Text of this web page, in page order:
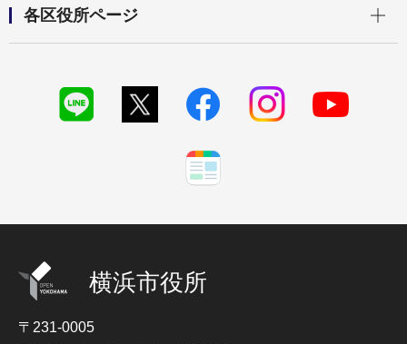
各区役所ページ
横浜市役所
〒231-0005